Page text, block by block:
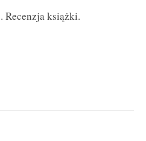
Recenzja książki.